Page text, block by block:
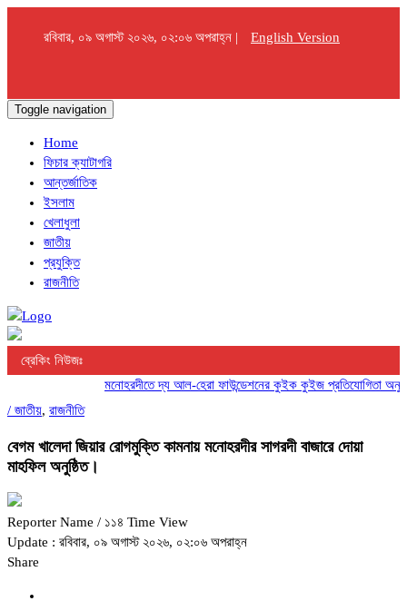
রবিবার, ০৯ অগাস্ট ২০২৬, ০২:০৬ অপরাহ্ন | English Version
Toggle navigation
Home
ফিচার ক্যাটাগরি
আন্তর্জাতিক
ইসলাম
খেলাধুলা
জাতীয়
প্রযুক্তি
রাজনীতি
ব্রেকিং নিউজঃ
মনোহরদীতে দ্য আল-হেরা ফাউন্ডেশনের কুইক কুইজ প্রতিযোগিতা অনুষ্ঠিত
/ জাতীয়, রাজনীতি
বেগম খালেদা জিয়ার রোগমুক্তি কামনায় মনোহরদীর সাগরদী বাজারে দোয়া
মাহফিল অনুষ্ঠিত।
Reporter Name / ১১৪ Time View
Update : রবিবার, ০৯ অগাস্ট ২০২৬, ০২:০৬ অপরাহ্ন
Share